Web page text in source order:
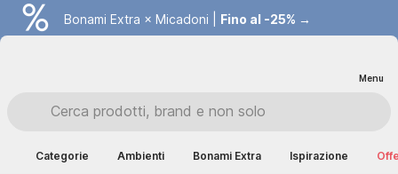
Bonami Extra × Micadoni | Fino al -25% →
Menu
Categorie Ambienti Bonami Extra Ispirazione